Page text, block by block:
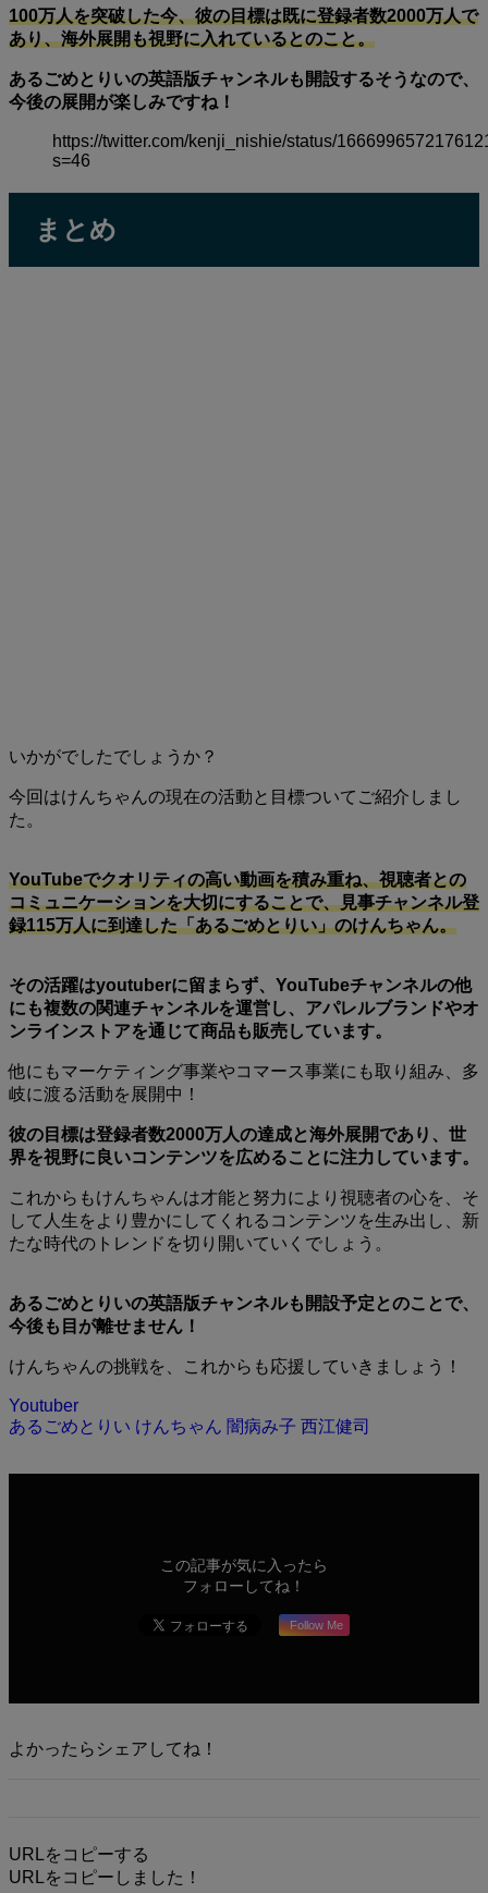
100万人を突破した今、彼の目標は既に登録者数2000万人で
あり、海外展開も視野に入れているとのこと。
あるごめとりいの英語版チャンネルも開設するそうなので、
今後の展開が楽しみですね！
https://twitter.com/kenji_nishie/status/
s=46
まとめ
いかがでしたでしょうか？
今回はけんちゃんの現在の活動と目標ついてご紹介しまし
た。
YouTubeでクオリティの高い動画を積み重ね、視聴者との
コミュニケーションを大切にすることで、見事チャンネル登
録115万人に到達した「あるごめとりい」のけんちゃん。
その活躍はyoutuberに留まらず、YouTubeチャンネルの他
にも複数の関連チャンネルを運営し、アパレルブランドやオ
ンラインストアを通じて商品も販売しています。
他にもマーケティング事業やコマース事業にも取り組み、多
岐に渡る活動を展開中！
彼の目標は登録者数2000万人の達成と海外展開であり、世
界を視野に良いコンテンツを広めることに注力しています。
これからもけんちゃんは才能と努力により視聴者の心を、そ
して人生をより豊かにしてくれるコンテンツを生み出し、新
たな時代のトレンドを切り開いていくでしょう。
あるごめとりいの英語版チャンネルも開設予定とのことで、
今後も目が離せません！
けんちゃんの挑戦を、これからも応援していきましょう！
Youtuber
あるごめとりい けんちゃん 闇病み子 西江健司
この記事が気に入ったら
フォローしてね！
Follow Me
よかったらシェアしてね！
URLをコピーする
URLをコピーしました！